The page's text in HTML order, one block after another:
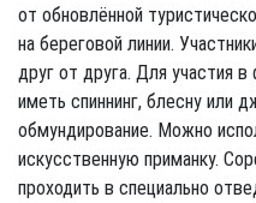
от обновлённой
на береговой линии.
друг от друга. Для участия
иметь спиннинг, блесну или
обмундирование. Можно
искусственную приманку.
проходить в специально